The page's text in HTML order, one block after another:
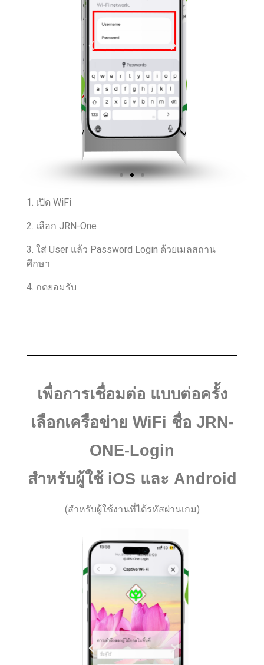
1. เปิด WiFi
2. เลือก JRN-One
3. ใส่ User แล้ว Password Login ด้วยเมลสถาน
ศึกษา
4. กดยอมรับ
เพื่อการเชื่อมต่อ แบบต่อครั้ง
เลือกเครือข่าย WiFi ชื่อ JRN-
ONE-Login
สำหรับผู้ใช้ iOS และ Android
(สำหรับผู้ใช้งานที่ได้รหัสผ่านเกม)